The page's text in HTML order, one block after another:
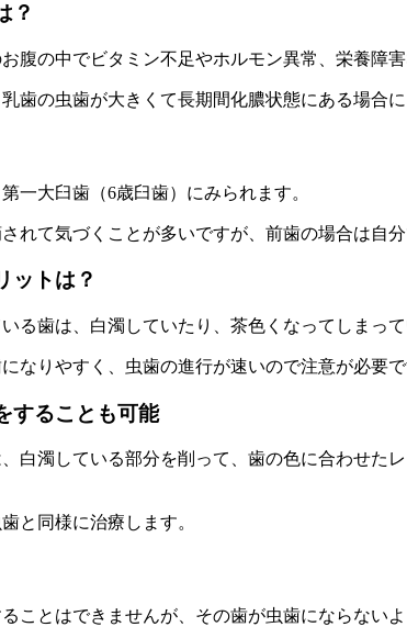
？
腹の中でビタミン不足やホルモン異常、栄養障
歯の虫歯が大きくて長期間化膿状態にある場合
一大臼歯（6歳臼歯）にみられます。
れて気づくことが多いですが、前歯の場合は自
ットは？
る歯は、白濁していたり、茶色くなってしまっ
なりやすく、虫歯の進行が速いので注意が必要で
することも可能
白濁している部分を削って、歯の色に合わせ
と同様に治療します。
ことはできませんが、その歯が虫歯にならな